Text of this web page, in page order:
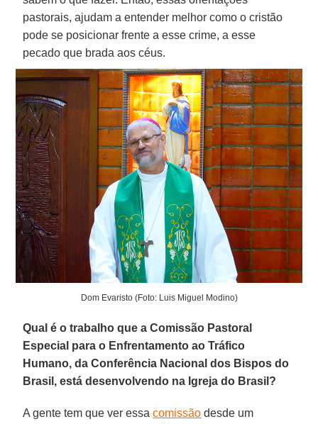
pastorais, ajudam a entender melhor como o cristão
pode se posicionar frente a esse crime, a esse
pecado que brada aos céus.
Dom Evaristo (Foto: Luis Miguel Modino)
Qual é o trabalho que a Comissão Pastoral
Especial para o Enfrentamento ao Tráfico
Humano, da Conferência Nacional dos Bispos do
Brasil, está desenvolvendo na Igreja do Brasil?
A gente tem que ver essacomissão desde um